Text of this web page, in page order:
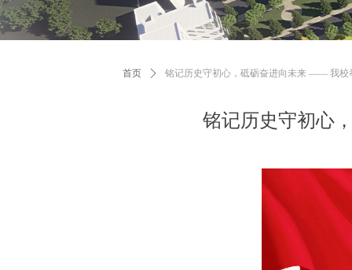
铭记历史守初心
首页 ꄲ 铭记历史守初心，砥砺奋进向未来 —— 我校
铭记
扬校